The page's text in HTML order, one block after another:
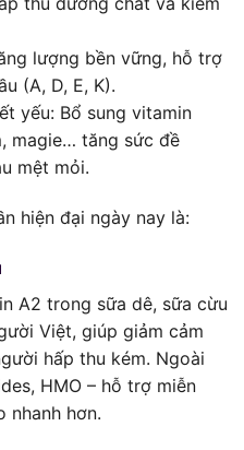
lượng bền vững, hỗ trợ
(A, D, E, K).
yếu: Bổ sung vitamin
magie… tăng sức đề
mệt mỏi.
hiện đại ngày nay là:
A2 trong sữa dê, sữa cừu
Việt, giúp giảm cảm
hấp thu kém. Ngoài
HMO – hỗ trợ miễn
nhanh hơn.